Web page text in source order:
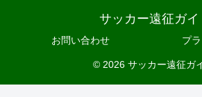
サッカー遠征ガイ
お問い合わせ プ
© 2026 サッカー遠征ガ